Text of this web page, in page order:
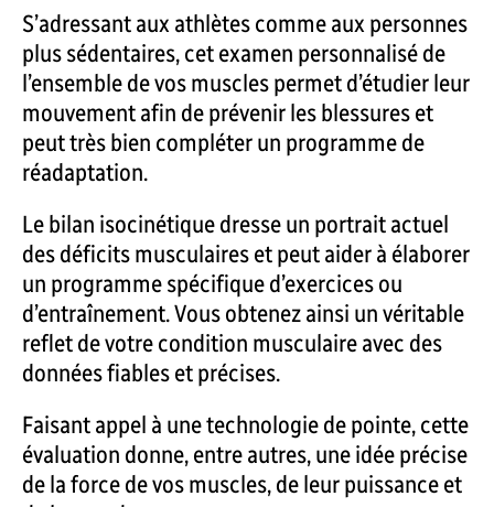
S’adressant aux athlètes comme aux personnes
plus sédentaires, cet examen personnalisé de
l’ensemble de vos muscles permet d’étudier leur
mouvement afin de prévenir les blessures et
peut très bien compléter un programme de
réadaptation.
Le bilan isocinétique dresse un portrait actuel
des déficits musculaires et peut aider à élaborer
un programme spécifique d’exercices ou
d’entraînement. Vous obtenez ainsi un véritable
reflet de votre condition musculaire avec des
données fiables et précises.
Faisant appel à une technologie de pointe, cette
évaluation donne, entre autres, une idée précise
de la force de vos muscles, de leur puissance et